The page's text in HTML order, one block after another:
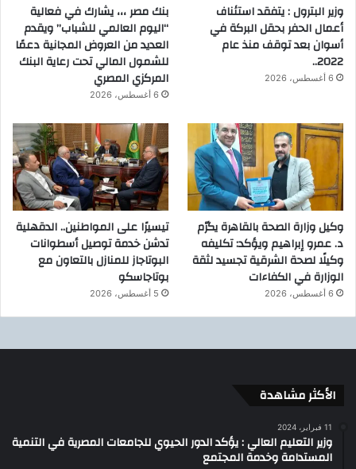
وزير البترول : يتفقد استئناف
أعمال الحفر بحقل البركة في
أسوان بعد توقف منذ عام
2022..
6 أغسطس، 2026
بنك مصر ،،، يشارك في فعالية
“اليوم العالمي للشباب” ويقدم
العديد من العروض المجانية دعمًا
للشمول المالي تحت رعاية البنك
المركزي المصري
6 أغسطس، 2026
وكيل وزارة الصحة بالقاهرة يكرّم
د. عمرو إبراهيم ويؤكد: تكليفه
وكيلًا لصحة الشرقية تجسيد لثقة
الوزارة في الكفاءات
6 أغسطس، 2026
تيسيرًا على المواطنين.. الدقهلية
تدشن خدمة توصيل أسطوانات
البوتاجاز للمنازل بالتعاون مع
بوتاجاسكو
5 أغسطس، 2026
الأكثر مشاهدة
11 فبراير، 2024
وزير التعليم العالي : يؤكد الدور الحيوي للجامعات المصرية في التنمية
المستدامة وخدمة المجتمع